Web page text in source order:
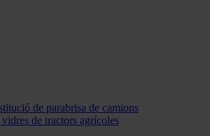
de parabrisa de camions
de tractors agrícoles